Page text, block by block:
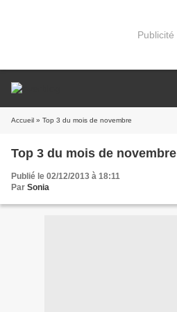
Publicité
Accueil » Top 3 du mois de novembre
Top 3 du mois de novembre
Publié le 02/12/2013 à 18:11
Par Sonia